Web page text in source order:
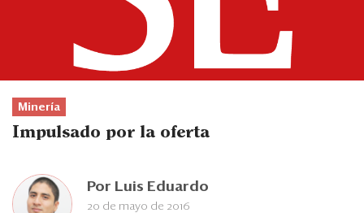
¿Qué está pasando?
Sectores y Empresas
Management
Economía y Finanzas
Eventos
Minería
Impulsado por la oferta
Por Luis Eduardo
20 de mayo de 2016